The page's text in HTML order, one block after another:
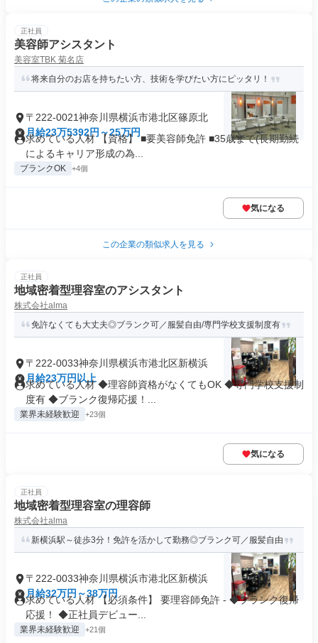
正社員
美容師アシスタント
美容室TBK 菊名店
将来自分のお店を持ちたい方、技術を学びたい方にピッタリ！
〒222-0021神奈川県横浜市港北区篠原北
月給23万5392円～25万円
求めている人材 【資格】 ■要美容師免許 ■35歳まで(長期勤続
によるキャリア形成の為...
ブランクOK +4個
気になる
この企業の類似求人を見る
正社員
地域密着型理容室のアシスタント
株式会社alma
免許なくても大丈夫◎ブランク可／服髪自由/専門学校支援制度有
〒222-0033神奈川県横浜市港北区新横浜
月給23万円以上
求めている人材 ◆理容師資格がなくてもOK ◆専門学校支援制
度有 ◆ブランク復帰応援！...
業界未経験歓迎 +23個
気になる
正社員
地域密着型理容室の理容師
株式会社alma
新横浜駅～徒歩3分！免許を活かして勤務◎ブランク可／服髪自由
〒222-0033神奈川県横浜市港北区新横浜
月給32万円～38万円
求めている人材 【必須条件】 要理容師免許 - ◆ブランク復帰
応援！ ◆正社員デビュー...
業界未経験歓迎 +21個